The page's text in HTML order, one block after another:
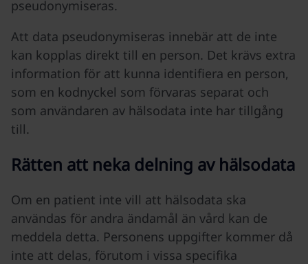
pseudonymiseras.
Att data pseudonymiseras innebär att de inte
kan kopplas direkt till en person. Det krävs extra
information för att kunna identifiera en person,
som en kodnyckel som förvaras separat och
som användaren av hälsodata inte har tillgång
till.
Rätten att neka delning av hälsodata
Om en patient inte vill att hälsodata ska
användas för andra ändamål än vård kan de
meddela detta. Personens uppgifter kommer då
inte att delas, förutom i vissa specifika